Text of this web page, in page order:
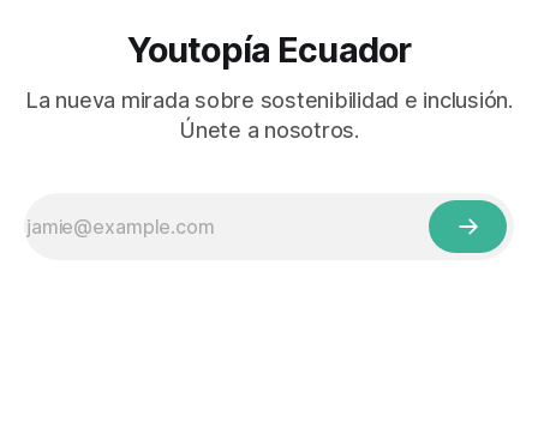
Youtopía Ecuador
La nueva mirada sobre sostenibilidad e inclusión.
Únete a nosotros.